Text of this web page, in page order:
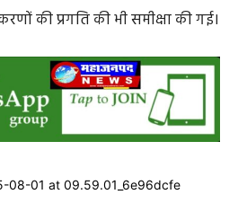
की प्रगति की भी समीक्षा की गई।